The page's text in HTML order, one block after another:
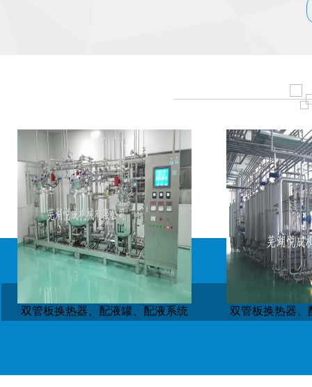
双管板换热器、配液罐、配液系统 双管板换热器、